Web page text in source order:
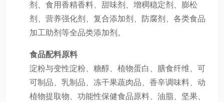
剂、食用香精香料、甜味剂、增稠稳定剂、膨松
剂、营养强化剂、复合添加剂、防腐剂、各类食品
加工助剂等全品类添加剂。
食品配料原料
淀粉与变性淀粉、糖醇、植物蛋白、膳食纤维、可
可制品、乳制品、冻干果蔬肉品、香辛调味料、动
植物提取物、功能性保健食品原料、油脂、坚果、